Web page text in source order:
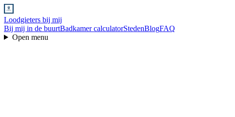
Loodgieters bij mij
Bij mij in de buurtBadkamer calculatorStedenBlogFAQ
Open menu